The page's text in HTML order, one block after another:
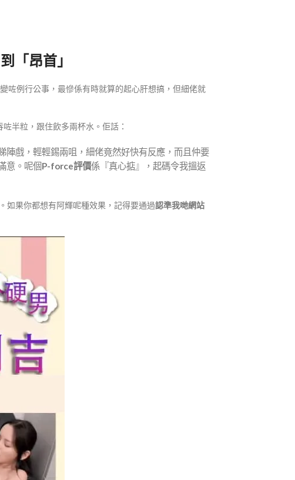
「昂首」
咗例行公事，最慘係有時就算的起心肝想搞，但細佬就
半粒，跟住飲多兩杯水。佢話：
陣戲，輕輕錫兩咀，細佬竟然好快有反應，而且仲要
意。呢個P-force評價係『真心掂』，起碼令我搵返
如果你都想有阿輝呢種效果，記得要通過認準我哋網站